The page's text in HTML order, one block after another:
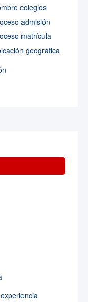
colegios
admisión
matrícula
geográfica